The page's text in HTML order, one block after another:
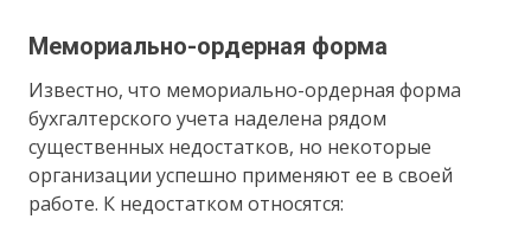
Мемориально-ордерная форма
Известно, что мемориально-ордерная форма
бухгалтерского учета наделена рядом
существенных недостатков, но некоторые
организации успешно применяют ее в своей
работе. К недостатком относятся: